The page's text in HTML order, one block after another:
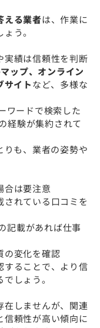
える業者は、作業に
う。
実績は信頼性を判断
ップ、オンライン
サイトなど、多様な
ワードで検索した
経験が集約されて
りも、業者の姿勢や
合は要注意
れている口コミを
記載があれば仕事
の変化を確認
することで、より信
しょう。
在しませんが、関連
信頼性が高い傾向に